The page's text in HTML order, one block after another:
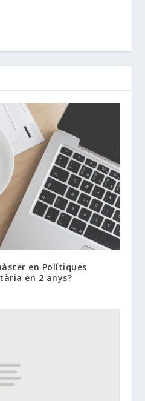
en Polítiques
en 2 anys?